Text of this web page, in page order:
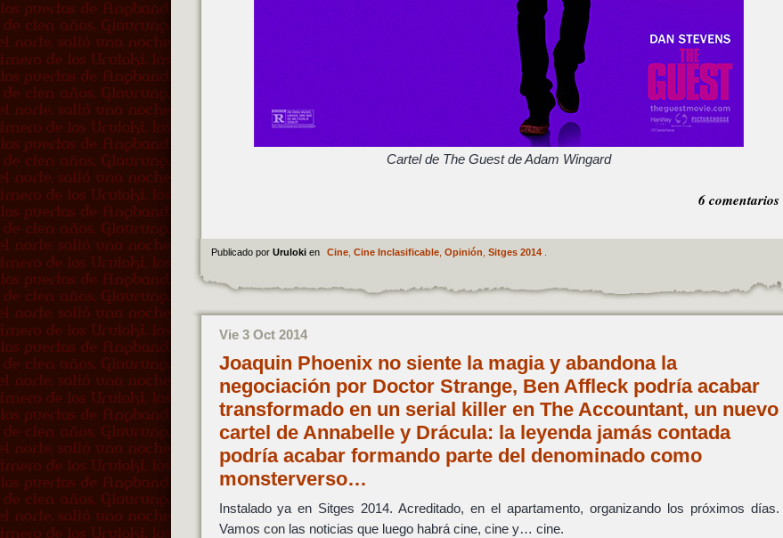
Cartel de The Guest de Adam Wingard
6 comentarios
Publicado por Uruloki en Cine, Cine Inclasificable, Opinión Sitges 2014.
Vie 3 Oct 2014
Joaquin Phoenix no siente la magia y abandona la
negociación por Doctor Strange, Ben Affleck podría acabar
transformado en un serial killer en The Accountant, un nuevo
cartel de Annabelle y Drácula: la leyenda jamás contada
podría acabar formando parte del denominado como
monsterverso…
Instalado ya en Sitges 2014. Acreditado, en el apartamento, organizando los próximos días.
Vamos con las noticias que luego habrá cine, cine y… cine.